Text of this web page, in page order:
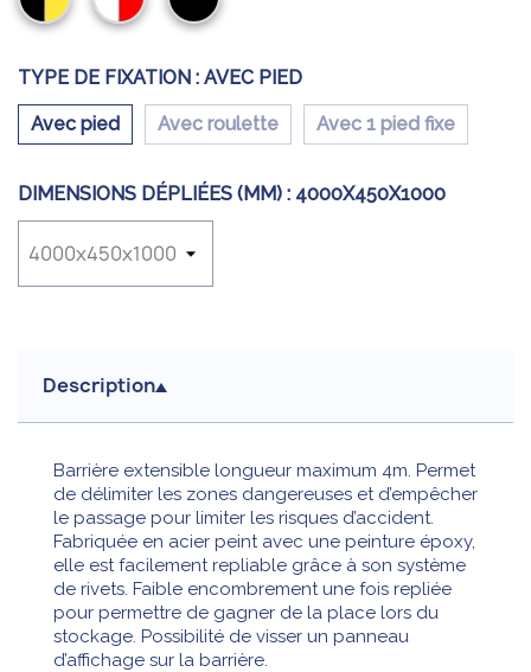
TYPE DE FIXATION : AVEC PIED
Avec pied Avec roulette Avec 1 pied fixe
DIMENSIONS DÉPLIÉES (MM) : 4000X450X1000
Description
Barrière extensible longueur maximum 4m. Permet
de délimiter les zones dangereuses et d’empêcher
le passage pour limiter les risques d’accident.
Fabriquée en acier peint avec une peinture époxy,
elle est facilement repliable grâce à son système
de rivets. Faible encombrement une fois repliée
pour permettre de gagner de la place lors du
stockage. Possibilité de visser un panneau
d’affichage sur la barrière.